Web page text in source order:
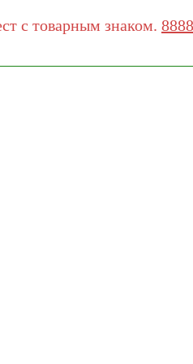
с товарным знаком.